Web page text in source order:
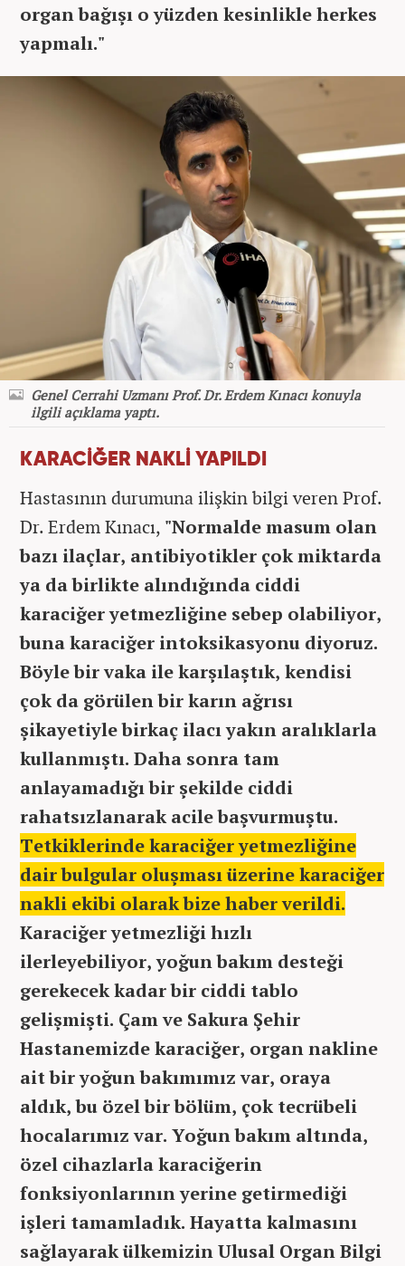
organ bağışı o yüzden kesinlikle herkes
yapmalı."
Genel Cerrahi Uzmanı Prof. Dr. Erdem Kınacı konuyla
ilgili açıklama yaptı.
KARACİĞER NAKLİ YAPILDI
Hastasının durumuna ilişkin bilgi veren Prof.
Dr. Erdem Kınacı, "Normalde masum olan
bazı ilaçlar, antibiyotikler çok miktarda
ya da birlikte alındığında ciddi
karaciğer yetmezliğine sebep olabiliyor,
buna karaciğer intoksikasyonu diyoruz.
Böyle bir vaka ile karşılaştık, kendisi
çok da görülen bir karın ağrısı
şikayetiyle birkaç ilacı yakın aralıklarla
kullanmıştı. Daha sonra tam
anlayamadığı bir şekilde ciddi
rahatsızlanarak acile başvurmuştu.
Tetkiklerinde karaciğer yetmezliğine
dair bulgular oluşması üzerine karaciğer
nakli ekibi olarak bize haber verildi.
Karaciğer yetmezliği hızlı
ilerleyebiliyor, yoğun bakım desteği
gerekecek kadar bir ciddi tablo
gelişmişti. Çam ve Sakura Şehir
Hastanemizde karaciğer, organ nakline
ait bir yoğun bakımımız var, oraya
aldık, bu özel bir bölüm, çok tecrübeli
hocalarımız var. Yoğun bakım altında,
özel cihazlarla karaciğerin
fonksiyonlarının yerine getirmediği
işleri tamamladık. Hayatta kalmasını
sağlayarak ülkemizin Ulusal Organ Bilgi